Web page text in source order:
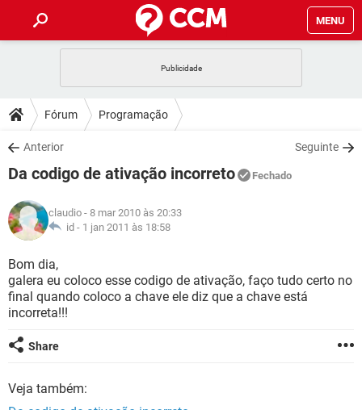
MENU
CELULAR
OUTLOOK
INSTAGRAM GMAIL
GUIA DE COMPRAS
DICAS
JOGOS
INSTAGRAM
GUIA DE COMPRAS
DOWNLOADS
JOGOS WHATSAPP
CELULAR
OUTLOOK
INSTAGRAM
GUIA DE COMPRAS
JOGOS
CELULAR
OUTLOOK
INSTAGRAM GMAIL
GLOSSÁRIO
JOGOS
CELULAR FACEBOOK
OUTLOOK
INSTAGRAM
Fórum Programação
Anterior Seguinte
Da codigo de ativação incorreto Fechado
claudio - 8 mar 2010 às 20:33
id - 1 jan 2011 às 18:58
Bom dia,
galera eu coloco esse codigo de ativação, faço tudo certo no
final quando coloco a chave ele diz que a chave está
incorreta!!!
Share
Veja também: